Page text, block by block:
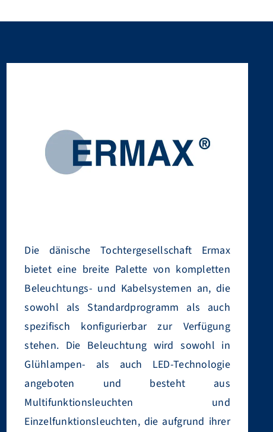
Die dänische Tochtergesellschaft Ermax
bietet eine breite Palette von kompletten
Beleuchtungs- und Kabelsystemen an, die
sowohl als Standardprogramm als auch
spezifisch konfigurierbar zur Verfügung
stehen. Die Beleuchtung wird sowohl in
Glühlampen- als auch LED-Technologie
angeboten und besteht aus
Multifunktionsleuchten und
Einzelfunktionsleuchten, die aufgrund ihrer